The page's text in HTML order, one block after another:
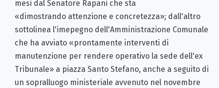
mesi dal Senatore Rapani che sta
«dimostrando attenzione e concretezza»; dall'altro
sottolinea l'imepegno dell'Amministrazione Comunale
che ha avviato «prontamente interventi di
manutenzione per rendere operativo la sede dell'ex
Tribunale» a piazza Santo Stefano, anche a seguito di
un sopralluogo ministeriale avvenuto nel novembre